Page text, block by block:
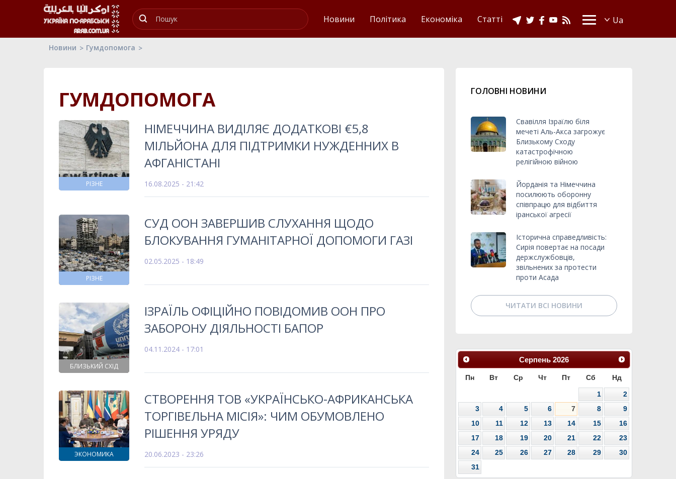
Новини Політика Економіка Статті
Новини Гумдопомога
ГУМДОПОМОГА
РІЗНЕ
НІМЕЧЧИНА ВИДІЛЯЄ ДОДАТКОВІ €5,8
МІЛЬЙОНА ДЛЯ ПІДТРИМКИ НУЖДЕННИХ В
АФГАНІСТАНІ
16.08.2025 - 21:42
РІЗНЕ
СУД ООН ЗАВЕРШИВ СЛУХАННЯ ЩОДО
БЛОКУВАННЯ ГУМАНІТАРНОЇ ДОПОМОГИ ГАЗІ
02.05.2025 - 18:49
БЛИЗЬКИЙ СХІД
ІЗРАЇЛЬ ОФІЦІЙНО ПОВІДОМИВ ООН ПРО
ЗАБОРОНУ ДІЯЛЬНОСТІ БАПОР
04.11.2024 - 17:01
ЭКОНОМИКА
СТВОРЕННЯ ТОВ «УКРАЇНСЬКО-АФРИКАНСЬКА
ТОРГІВЕЛЬНА МІСІЯ»: ЧИМ ОБУМОВЛЕНО
РІШЕННЯ УРЯДУ
20.06.2023 - 23:26
ГОЛОВНІ НОВИНИ
Свавілля Ізраїлю біля
мечеті Аль-Акса загрожує
Близькому Сходу
катастрофічною
релігійною війною
Йорданія та Німеччина
посилюють оборонну
співпрацю для відбиття
іранської агресії
Історична справедливість:
Сирія повертає на посади
держслужбовців,
звільнених за протести
проти Асада
ЧИТАТИ ВСІ НОВИНИ
Серпень 2026
Пн Вт Ср Чт Пт Сб Нд
1
2
3
4 5 6 7 8
9
10
11 12 13 14 15
16
17
18 19 20 21 22
23
24
25 26 27 28 29
30
31